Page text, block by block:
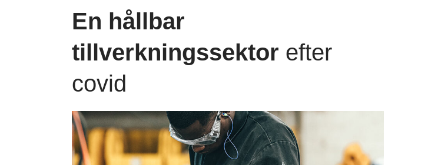
En hållbar
tillverkningssektor efter
covid